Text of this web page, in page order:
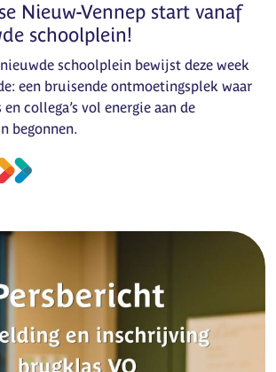
Nieuw-Vennep start vanaf
schoolplein!
schoolplein bewijst deze week
een bruisende ontmoetingsplek waar
collega’s vol energie aan de
begonnen.